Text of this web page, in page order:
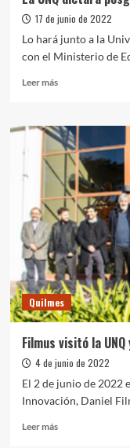
17 de junio de 2022
Lo hará junto a la
con el Ministerio de
Leer másLeer
La
UNQ
dictará
posgrados
en
economía
popular
Quilmes
Filmus visitó la
4 de junio de 2022
El 2 de junio de 2022
Innovación, Daniel
Leer másLeer